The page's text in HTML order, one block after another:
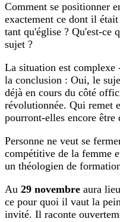
Comment se positionner
exactement ce dont il
tant qu'église ? Qu'est-ce
sujet ?
La situation est complexe
la conclusion : Oui, le
déjà en cours du côté
révolutionnée. Qui remet
pourront-elles encore être
Personne ne veut se
compétitive de la femme
un théologien de
Au 29 novembre aura
ce pour quoi il vaut la
invité. Il raconte